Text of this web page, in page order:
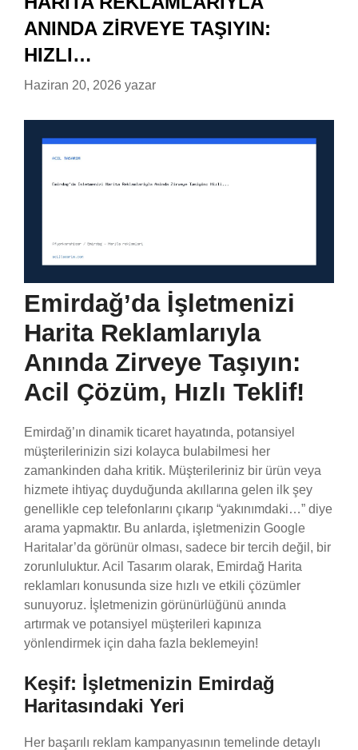
ANINDA ZIRVEYE TAŞIYIN:
HIZLI…
Haziran 20, 2026 yazar
Emirdağ’da İşletmenizi
Harita Reklamlarıyla
Anında Zirveye Taşıyın:
Acil Çözüm, Hızlı Teklif!
Emirdağ’ın dinamik ticaret hayatında, potansiyel
müşterilerinizin sizi kolayca bulabilmesi her
zamankinden daha kritik. Müşterileriniz bir ürün veya
hizmete ihtiyaç duyduğunda akıllarına gelen ilk şey
genellikle cep telefonlarını çıkarıp “yakınımdaki…” diye
arama yapmaktır. Bu anlarda, işletmenizin Google
Haritalar’da görünür olması, sadece bir tercih değil, bir
zorunluluktur. Acil Tasarım olarak, Emirdağ Harita
reklamları konusunda size hızlı ve etkili çözümler
sunuyoruz. İşletmenizin görünürlüğünü anında
artırmak ve potansiyel müşterileri kapınıza
yönlendirmek için daha fazla beklemeyin!
Keşif: İşletmenizin Emirdağ
Haritasındaki Yeri
Her başarılı reklam kampanyasının temelinde detaylı